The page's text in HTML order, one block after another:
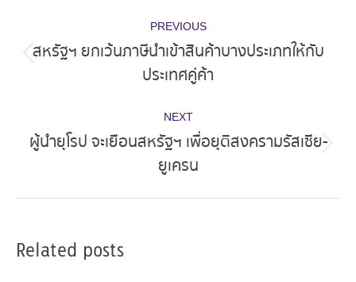
navigation
PREVIOUS
Previous
post:
สหรัฐฯ ยกเว้นภาษีนำเข้าสินค้าบางประเภทให้กับ
ประเทศคู่ค้า
NEXT
post:
ผู้นำยุโรป จะเยือนสหรัฐฯ เพื่อยุติสงครามรัสเซีย-
ยูเครน
Related posts